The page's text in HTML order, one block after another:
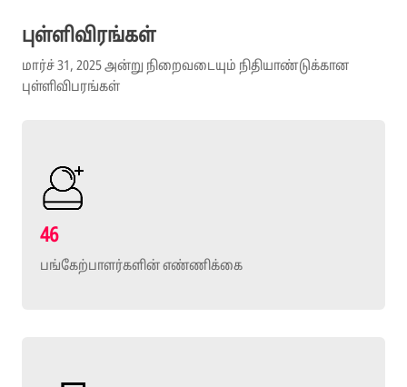
புள்ளிவிரங்கள்
மார்ச் 31, 2025 அன்று நிறைவடையும் நிதியாண்டுக்கான
புள்ளிவிபரங்கள்
46
பங்கேற்பாளர்களின் எண்ணிக்கை